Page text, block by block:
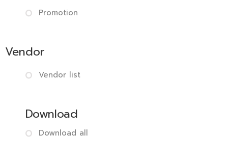
Promotion
Vendor
Vendor list
Download
Download all